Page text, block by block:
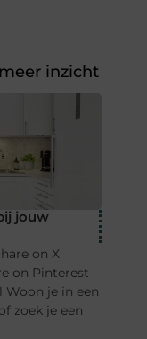
inzicht
jouw
on X
on Pinterest
Woon je in een
zoek je een